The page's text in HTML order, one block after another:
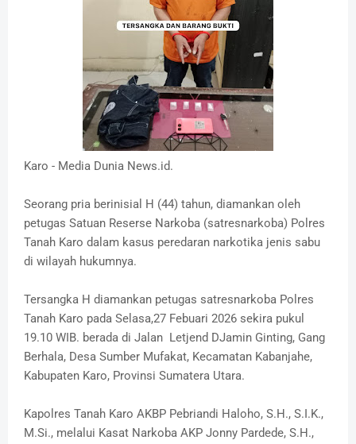
Karo - Media Dunia News.id.
Seorang pria berinisial H (44) tahun, diamankan oleh
petugas Satuan Reserse Narkoba (satresnarkoba) Polres
Tanah Karo dalam kasus peredaran narkotika jenis sabu
di wilayah hukumnya.
Tersangka H diamankan petugas satresnarkoba Polres
Tanah Karo pada Selasa,27 Febuari 2026 sekira pukul
19.10 WIB. berada di Jalan Letjend DJamin Ginting, Gang
Berhala, Desa Sumber Mufakat, Kecamatan Kabanjahe,
Kabupaten Karo, Provinsi Sumatera Utara.
Kapolres Tanah Karo AKBP Pebriandi Haloho, S.H., S.I.K.,
M.Si., melalui Kasat Narkoba AKP Jonny Pardede, S.H.,